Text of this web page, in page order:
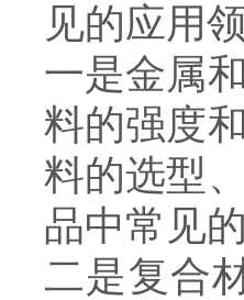
见的应用
一是金属
料的强度
料的选型
品中常见
二是复合